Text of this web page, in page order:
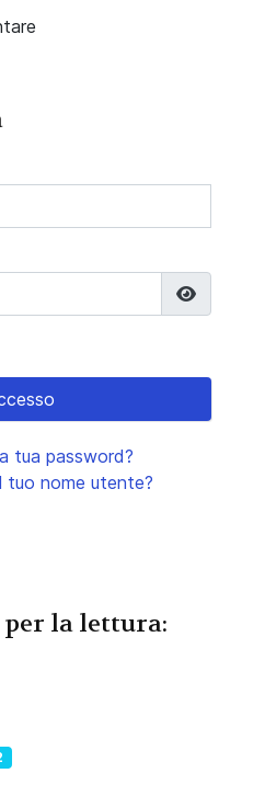
tua password?
tuo nome utente?
la lettura: